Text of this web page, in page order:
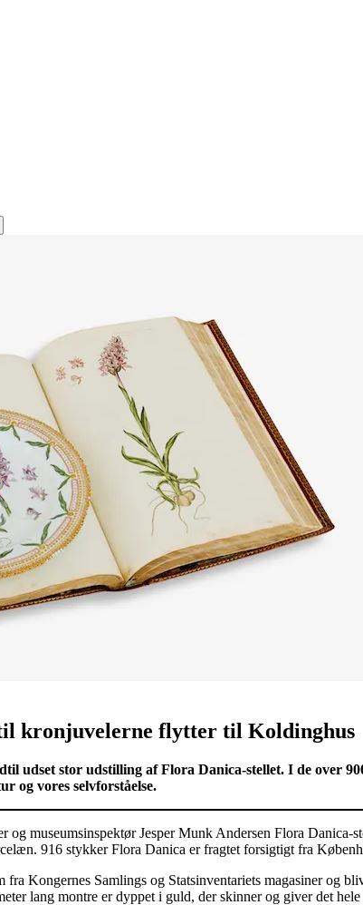
kronjuvelerne flytter til Koldinghus
udset stor udstilling af Flora Danica-stellet. I de over
og vores selvforståelse.
og museumsinspektør Jesper Munk Andersen Flora
916 stykker Flora Danica er fragtet forsigtigt fra
fra Kongernes Samlings og Statsinventariets magasiner og
lang montre er dyppet i guld, der skinner og giver det